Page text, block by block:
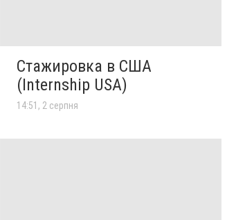
Стажировка в США
(Internship USA)
14:51, 2 серпня